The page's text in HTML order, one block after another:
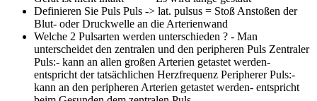
Definieren Sie Puls Puls -> lat. pulsus = Stoß Anstoßen der
Blut- oder Druckwelle an die Arterienwand
Welche 2 Pulsarten werden unterschieden ? - Man
unterscheidet den zentralen und den peripheren Puls Zentraler
Puls:- kann an allen großen Arterien getastet werden-
entspricht der tatsächlichen Herzfrequenz Peripherer Puls:-
kann an den peripheren Arterien getastet werden- entspricht